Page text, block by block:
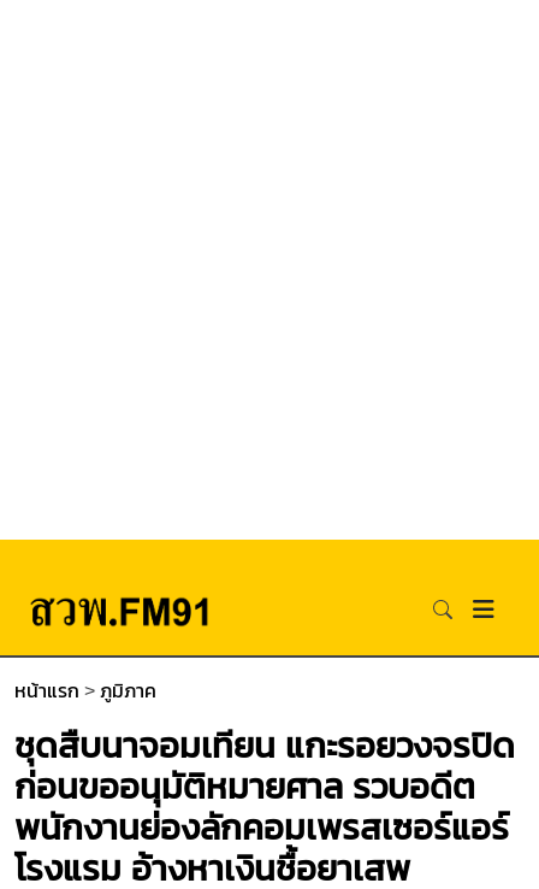
หน้าแรก > ภูมิภาค
ชุดสืบนาจอมเทียน แกะรอยวงจรปิด
ก่อนขออนุมัติหมายศาล รวบอดีต
พนักงานย่องลักคอมเพรสเซอร์แอร์
โรงแรม อ้างหาเงินชื้อยาเสพ